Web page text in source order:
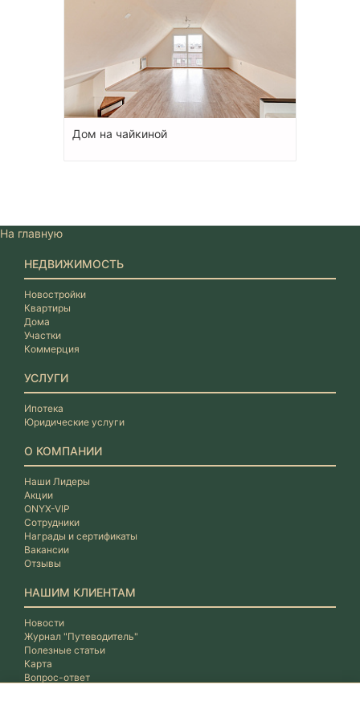
Дом на чайкиной
На главную
НЕДВИЖИМОСТЬ
Новостройки
Квартиры
Дома
Участки
Коммерция
УСЛУГИ
Ипотека
Юридические услуги
О КОМПАНИИ
Наши Лидеры
Акции
ONYX-VIP
Сотрудники
Награды и сертификаты
Вакансии
Отзывы
НАШИМ КЛИЕНТАМ
Новости
Журнал "Путеводитель"
Полезные статьи
Карта
Вопрос-ответ